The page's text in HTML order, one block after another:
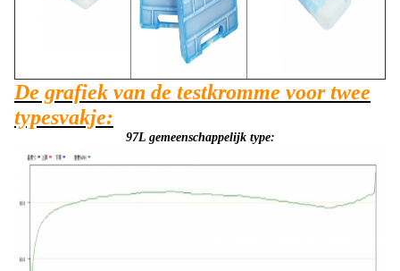
De grafiek van de testkromme voor twee
typesvakje:
97L gemeenschappelijk type: